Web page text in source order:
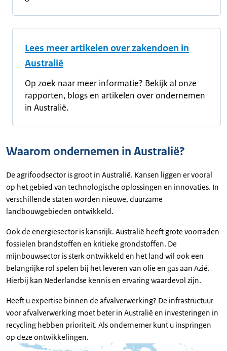
Lees meer artikelen over zakendoen in
Australië
Op zoek naar meer informatie? Bekijk al onze
rapporten, blogs en artikelen over ondernemen
in Australië.
Waarom ondernemen in Australië?
De agrifoodsector is groot in Australië. Kansen liggen er vooral
op het gebied van technologische oplossingen en innovaties. In
verschillende staten worden nieuwe, duurzame
landbouwgebieden ontwikkeld.
Ook de energiesector is kansrijk. Australië heeft grote voorraden
fossielen brandstoffen en kritieke grondstoffen. De
mijnbouwsector is sterk ontwikkeld en het land wil ook een
belangrijke rol spelen bij het leveren van olie en gas aan Azië.
Hierbij kan Nederlandse kennis en ervaring waardevol zijn.
Heeft u expertise binnen de afvalverwerking? De infrastructuur
voor afvalverwerking moet beter in Australië en investeringen in
recycling hebben prioriteit. Als ondernemer kunt u inspringen
op deze ontwikkelingen.